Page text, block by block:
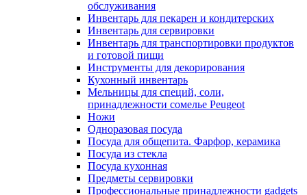
обслуживания
Инвентарь для пекарен и кондитерских
Инвентарь для сервировки
Инвентарь для транспортировки продуктов
и готовой пищи
Инструменты для декорирования
Кухонный инвентарь
Мельницы для специй, соли,
принадлежности сомелье Peugeot
Ножи
Одноразовая посуда
Посуда для общепита. Фарфор, керамика
Посуда из стекла
Посуда кухонная
Предметы сервировки
Профессиональные принадлежности gadgets